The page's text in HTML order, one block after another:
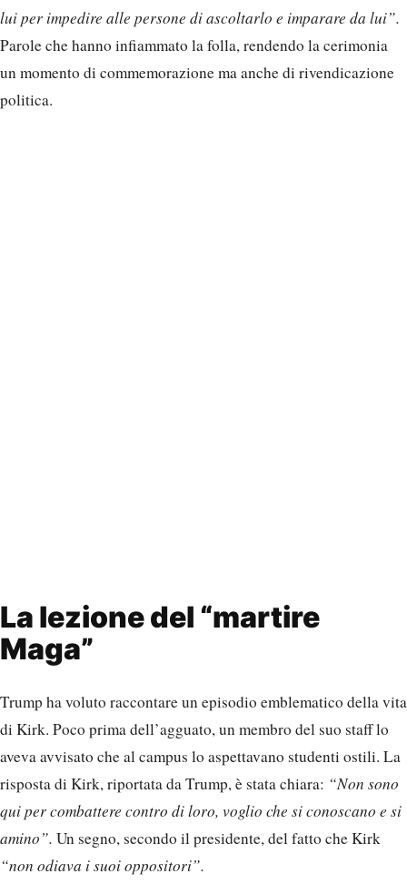
lui per impedire alle persone di ascoltarlo e imparare da lui”.
Parole che hanno infiammato la folla, rendendo la cerimonia
un momento di commemorazione ma anche di rivendicazione
politica.
La lezione del “martire
Maga”
Trump ha voluto raccontare un episodio emblematico della vita
di Kirk. Poco prima dell’agguato, un membro del suo staff lo
aveva avvisato che al campus lo aspettavano studenti ostili. La
risposta di Kirk, riportata da Trump, è stata chiara: “Non sono
qui per combattere contro di loro, voglio che si conoscano e si
amino”. Un segno, secondo il presidente, del fatto che Kirk
“non odiava i suoi oppositori”.